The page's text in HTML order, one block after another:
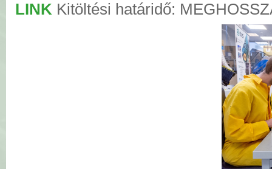
LINK Kitöltési határidő: